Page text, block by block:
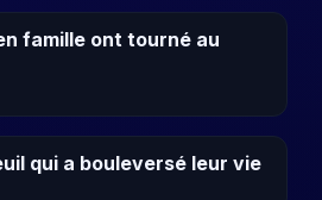
famille ont tourné au
qui a bouleversé leur vie